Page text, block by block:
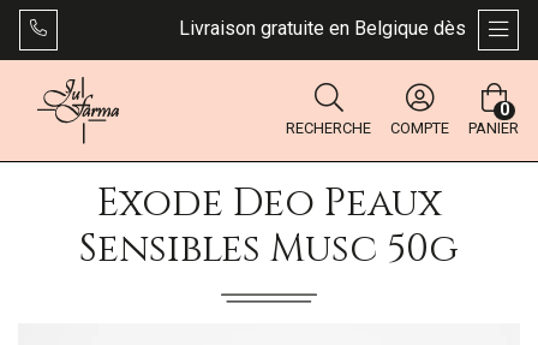
Livraison gratuite en Belgique dès 49 €.
RECHERCHE COMPTE PANIER
0
Exode Deo Peaux
Sensibles Musc 50g